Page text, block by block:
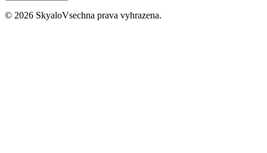
© 2026 SkyaloVsechna prava vyhrazena.